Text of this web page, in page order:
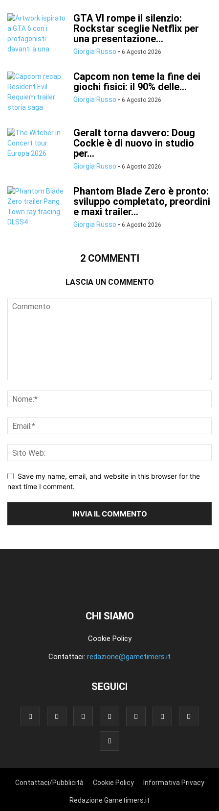
GTA VI rompe il silenzio:
Rockstar sceglie Netflix per
una presentazione...
Giorgia Russo - 6 Agosto 2026
Capcom non teme la fine dei
giochi fisici: il 90% delle...
Giorgia Russo - 6 Agosto 2026
Geralt torna davvero: Doug
Cockle è di nuovo in studio
per...
Giorgia Russo - 6 Agosto 2026
Phantom Blade Zero è pronto:
sviluppo completato, preordini
e maxi trailer...
Giorgia Russo - 6 Agosto 2026
2 COMMENTI
LASCIA UN COMMENTO
Save my name, email, and website in this browser for the
next time I comment.
CHI SIAMO
Cookie Policy
Contattaci: redazione@gametimers.it
SEGUICI
Contattaci/Pubblicità Cookie Policy Informativa Privacy
Redazione Gametimers.it